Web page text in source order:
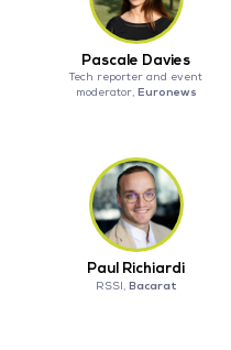
Pascale Davies
Tech reporter and event
moderator, Euronews
Paul Richiardi
RSSI, Bacarat